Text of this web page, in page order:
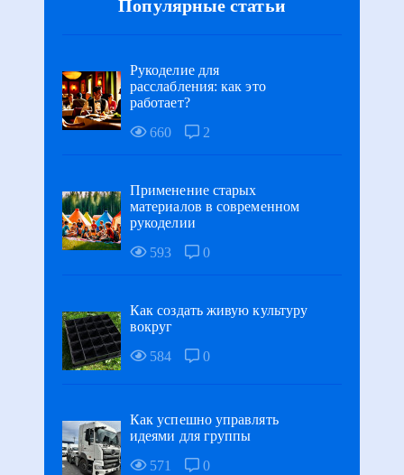
Популярные статьи
Рукоделие для
расслабления: как это
работает?
660
2
Применение старых
материалов в современном
рукоделии
593
0
Как создать живую культуру
вокруг
584
0
Как успешно управлять
идеями для группы
571
0